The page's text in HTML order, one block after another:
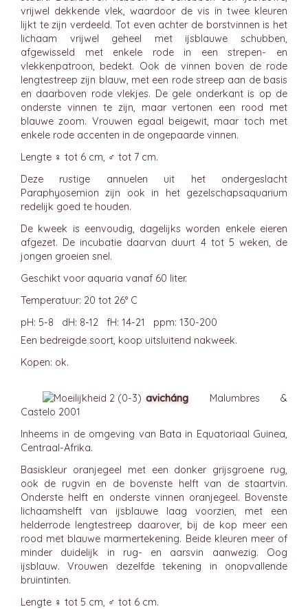
vrijwel dekkende vlek, waardoor de vis in twee kleuren
lijkt te zijn verdeeld. Tot even achter de borstvinnen is het
lichaam vrijwel geheel met ijsblauwe schubben,
afgewisseld met enkele rode in een strepen- en
vlekkenpatroon, bedekt. Ook de vinnen boven de rode
lengtestreep zijn blauw, met een rode streep aan de basis
en daarboven rode vlekjes. De gele onderkant is op de
onderste vinnen te zijn, maar vertonen een rood met
blauwe zoom. Vrouwen egaal beigewit, maar toch met
enkele rode accenten in de ongepaarde vinnen.
Lengte ♀ tot 6 cm, ♂ tot 7 cm.
Deze rustige annuelen uit het ondergeslacht
Paraphyosemion zijn ook in het gezelschapsaquarium
redelijk goed te houden.
De kweek is eenvoudig, dagelijks worden enkele eieren
afgezet. De incubatie daarvan duurt 4 tot 5 weken, de
jongen groeien snel.
Geschikt voor aquaria vanaf 60 liter.
Temperatuur: 20 tot 26° C
pH: 5-8 dH: 8-12 fH: 14-21 ppm: 130-200
Een bedreigde soort, koop uitsluitend nakweek.
Kopen: ok.
avicháng Malumbres &
Castelo 2001
Inheems in de omgeving van Bata in Equatoriaal Guinea,
Centraal-Afrika.
Basiskleur oranjegeel met een donker grijsgroene rug,
ook de rugvin en de bovenste helft van de staartvin.
Onderste helft en onderste vinnen oranjegeel. Bovenste
lichaamshelft van ijsblauwe laag voorzien, met een
helderrode lengtestreep daarover, bij de kop meer een
rood met blauwe marmertekening. Beide kleuren meer of
minder duidelijk in rug- en aarsvin aanwezig. Oog
ijsblauw. Vrouwen dezelfde tekening in onopvallende
bruintinten.
Lengte ♀ tot 5 cm, ♂ tot 6 cm.